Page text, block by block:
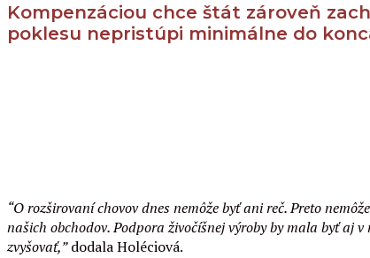
Kompenzáciou chce štát zároveň
poklesu nepristúpi minimálne do
“O rozširovaní chovov dnes nemôže byť ani reč. Preto
našich obchodov. Podpora živočíšnej výroby by mala byť
zvyšovať,”dodala Holéciová.